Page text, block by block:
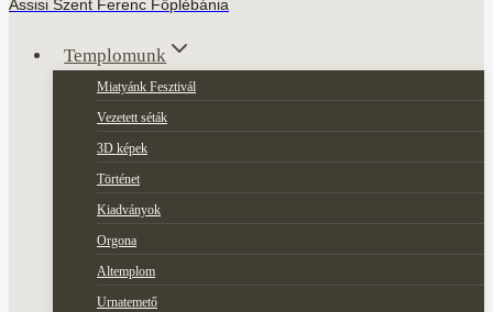
Assisi Szent Ferenc Főplébánia
Templomunk
Miatyánk Fesztivál
Vezetett séták
3D képek
Történet
Kiadványok
Orgona
Altemplom
Urnatemető